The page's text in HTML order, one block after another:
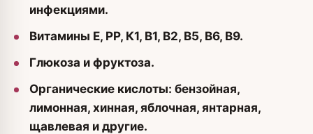
инфекциями.
Витамины Е, РР, К1, В1, В2, В5, В6, В9.
Глюкоза и фруктоза.
Органические кислоты: бензойная,
лимонная, хинная, яблочная, янтарная,
щавлевая и другие.